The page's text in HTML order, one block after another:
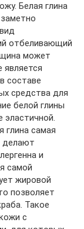
Белая глина
отбеливающий
может
является
составе
средства для
белой глины
эластичной.
глина самая
делают
и
самой
жировой
позволяет
Такое
с